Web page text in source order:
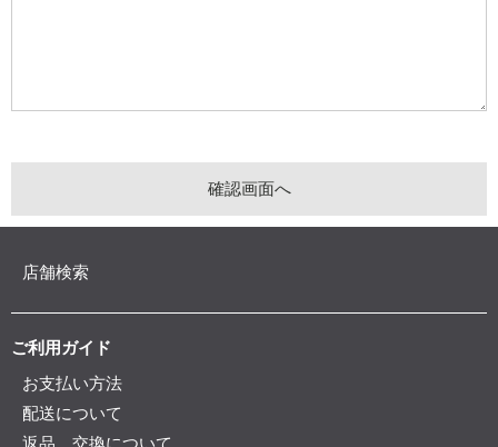
店舗検索
ご利用ガイド
お支払い方法
配送について
返品、交換について